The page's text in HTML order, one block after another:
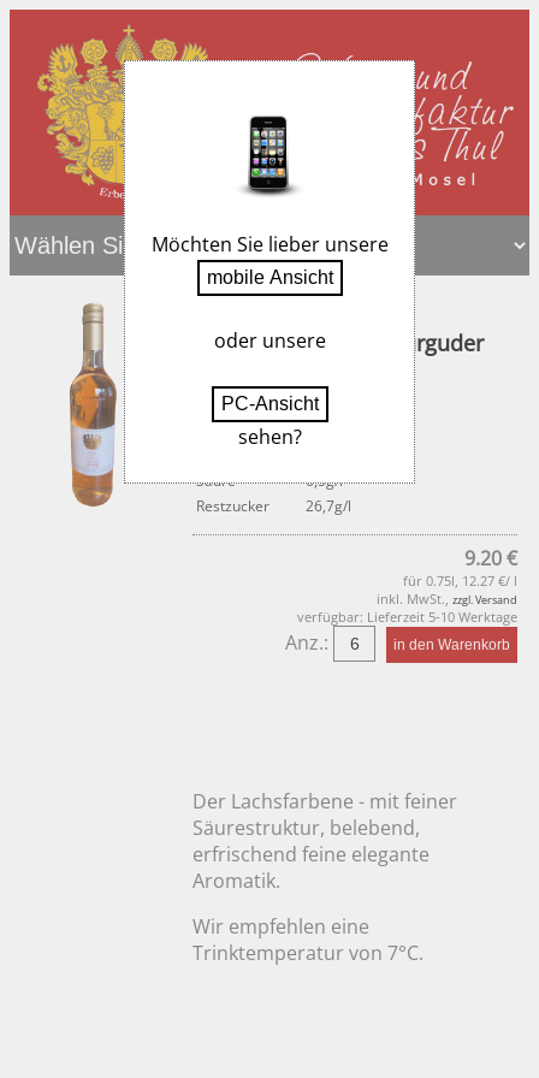
Möchten Sie lieber unsere
oder unsere
sehen?
2024er Rosé v. Spätburguder
Artikelnummer:
Säure
6,5g/l
Restzucker
26,7g/l
9.20 €
für 0.75l, 12.27 €/ l
inkl. MwSt., zzgl. Versand
verfügbar: Lieferzeit 5-10 Werktage
Anz.:
Der Lachsfarbene - mit feiner
Säurestruktur, belebend,
erfrischend feine elegante
Aromatik.
Wir empfehlen eine
Trinktemperatur von 7°C.